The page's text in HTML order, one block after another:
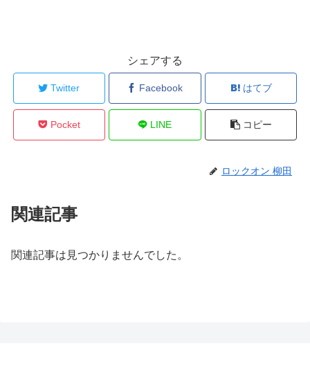
シェアする
Twitter Facebook はてブ
Pocket LINE コピー
ロックオン 柳田
関連記事
関連記事は見つかりませんでした。